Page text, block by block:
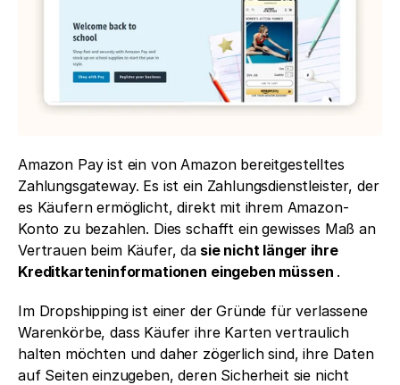
Amazon Pay ist ein von Amazon bereitgestelltes
Zahlungsgateway. Es ist ein Zahlungsdienstleister, der
es Käufern ermöglicht, direkt mit ihrem Amazon-
Konto zu bezahlen. Dies schafft ein gewisses Maß an
Vertrauen beim Käufer, da sie nicht länger ihre
Kreditkarteninformationen eingeben müssen .
Im Dropshipping ist einer der Gründe für verlassene
Warenkörbe, dass Käufer ihre Karten vertraulich
halten möchten und daher zögerlich sind, ihre Daten
auf Seiten einzugeben, deren Sicherheit sie nicht